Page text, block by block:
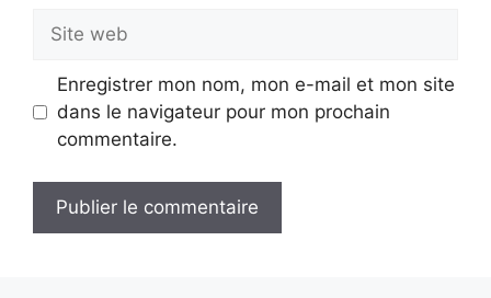
Site
web
Enregistrer mon nom, mon e-mail et mon site
dans le navigateur pour mon prochain
commentaire.